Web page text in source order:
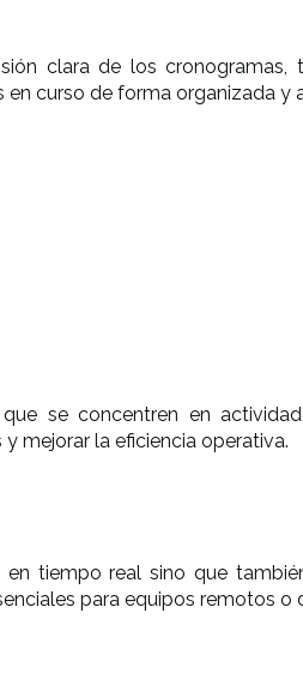
clara de los cronogramas,
curso de forma organizada y
se concentren en
mejorar la eficiencia operativa.
tiempo real sino que
para equipos remotos o